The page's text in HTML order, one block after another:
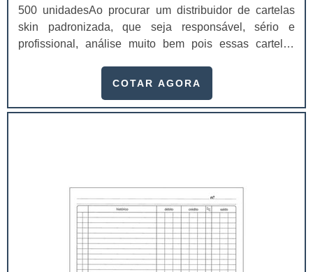
500 unidadesAo procurar um distribuidor de cartelas
skin padronizada, que seja responsável, sério e
profissional, análise muito bem pois essas cartelas
produto.A busca por empresas sérias para adquirir esse
podem assegurar aos clientes características pontuais
COTAR AGORA